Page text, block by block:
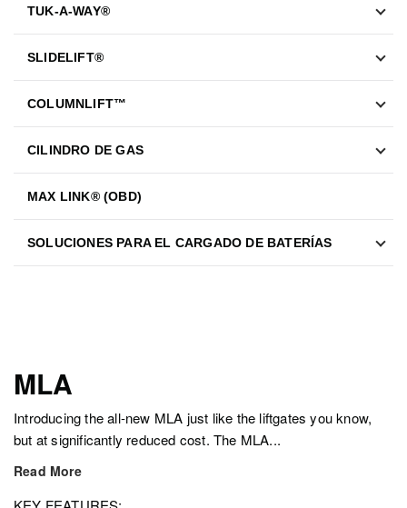
TUK-A-WAY®
SLIDELIFT®
COLUMNLIFT™
CILINDRO DE GAS
MAX LINK® (OBD)
SOLUCIONES PARA EL CARGADO DE BATERÍAS
MLA
Introducing the all-new MLA just like the liftgates you know,
but at significantly reduced cost. The MLA...
Read More